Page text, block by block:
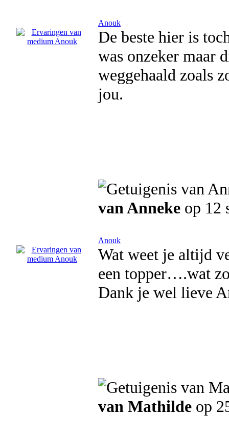
Anouk
De beste hier is
was onzeker maar
weggehaald zoals
jou.
van Anneke op 12
Anouk
Wat weet je altijd
een topper….wat
Dank je wel lieve
van Mathilde op